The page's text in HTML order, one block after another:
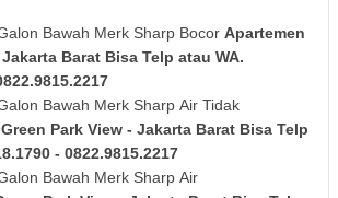
Bawah Merk Sharp Bocor Apartemen
Barat Bisa Telp atau WA.
Bawah Merk Sharp Air Tidak
Park View - Jakarta Barat Bisa Telp
- 0822.9815.2217
Bawah Merk Sharp Air